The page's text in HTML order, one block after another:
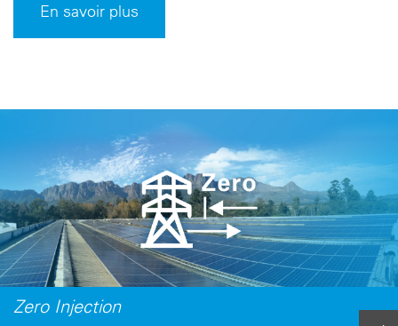
En savoir plus
Zero Injection